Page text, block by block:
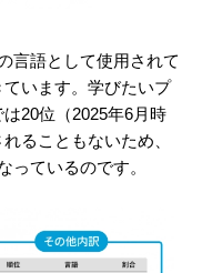
言語として使用されて
います。学びたいプ
20位（2025年6月時
ることもないため、
っているのです。